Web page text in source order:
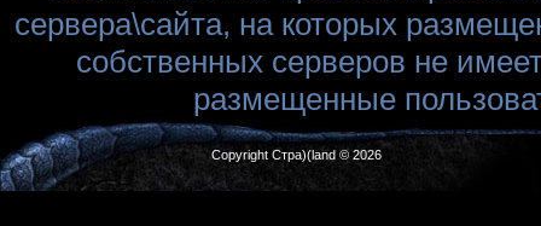
сервера\сайта, на которых
собственных серверов не
размещенные
Copyright Стра)(land © 2026